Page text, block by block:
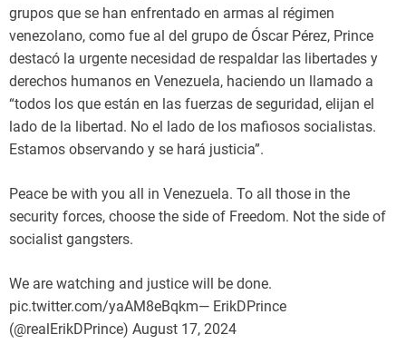
grupos que se han enfrentado en armas al régimen
venezolano, como fue al del grupo de Óscar Pérez, Prince
destacó la urgente necesidad de respaldar las libertades y
derechos humanos en Venezuela, haciendo un llamado a
“todos los que están en las fuerzas de seguridad, elijan el
lado de la libertad. No el lado de los mafiosos socialistas.
Estamos observando y se hará justicia”.
Peace be with you all in Venezuela. To all those in the
security forces, choose the side of Freedom. Not the side of
socialist gangsters.
We are watching and justice will be done.
pic.twitter.com/yaAM8eBqkm— ErikDPrince
(@realErikDPrince) August 17, 2024